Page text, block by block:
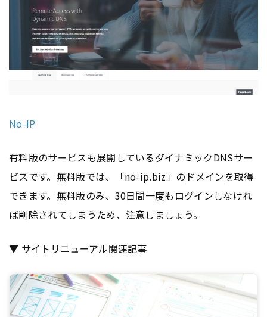
No-IP
有料版のサービスも展開しているダイナミックDNSサー
ビスです。無料版では、「no-ip.biz」の ドメインを取得
できます。無料版のみ、30日間一度もログインしなけれ
ば削除されてしまうため、注意しましょう。
▼ サイトリニューアル関連記事